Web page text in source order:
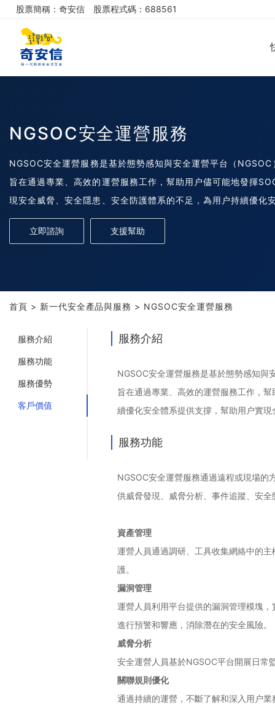
股票簡稱：奇安信 股票程式碼：688561
NGSOC安全運營服務
NGSOC安全運營服務是基於態勢感知與安全運營平台（
旨在通過專業、高效的運營服務工作，幫助用户儘可能地發揮
現安全威脅、安全隱患、安全防護體系的不足，為用户持續優化
立即諮詢 支援幫助
首頁 > 新一代安全產品與服務 > NGSOC安全運營服務
服務介紹
NGSOC安全運營服務是基於態勢感知
旨在通過專業、高效的運營服務工作，
續優化安全體系提供支撐，幫助用户實
服務功能
NGSOC安全運營服務通過遠程或現場的
供威脅發現、威脅分析、事件追蹤、安
資產管理
運營人員通過調研、工具收集網絡中的
護。
漏洞管理
運營人員利用平台提供的漏洞管理模塊
進行預警和響應，消除潛在的安全風險。
威脅分析
安全運營人員基於NGSOC平台開展日常
關聯規則優化
通過持續的運營，不斷了解和深入用户
服務介紹
服務功能
服務優勢
客戶價值